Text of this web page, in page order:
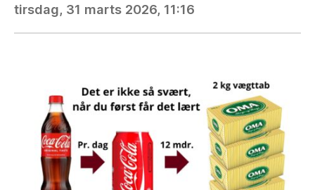
tirsdag, 31 marts 2026, 11:16